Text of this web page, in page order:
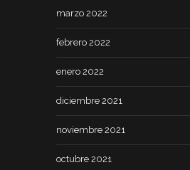
marzo 2022
febrero 2022
enero 2022
diciembre 2021
noviembre 2021
octubre 2021